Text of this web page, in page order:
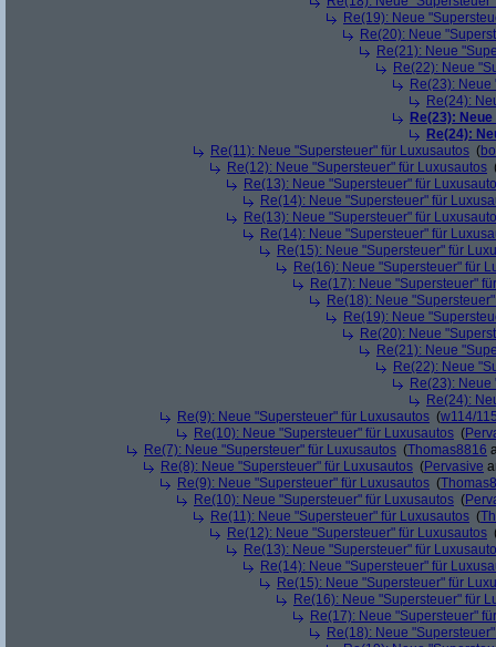
Re(19): Neue
Re(20): Neue
Re(21): Neue
Re(22): Neue
Re(23):
Re(24):
Re(23):
Re(24):
Re(11): Neue "Supersteuer" für Luxusautos (
Re(12): Neue "Supersteuer" für Luxusautos
Re(13): Neue "Supersteuer" für
Re(14): Neue "Supersteuer" für
Re(13): Neue "Supersteuer" für
Re(14): Neue "Supersteuer" für
Re(15): Neue "Supersteuer" für
Re(16): Neue "Supersteuer" für
Re(17): Neue "Supersteuer"
Re(18): Neue
Re(19): Neue
Re(20): Neue
Re(21): Neue
Re(22): Neue
Re(23):
Re(24):
Re(9): Neue "Supersteuer" für Luxusautos (w114/
Re(10): Neue "Supersteuer" für Luxusautos (
Re(7): Neue "Supersteuer" für Luxusautos (Thomas8816
Re(8): Neue "Supersteuer" für Luxusautos (Pervasive
Re(9): Neue "Supersteuer" für Luxusautos (
Re(10): Neue "Supersteuer" für Luxusautos (
Re(11): Neue "Supersteuer" für Luxusautos (
Re(12): Neue "Supersteuer" für Luxusautos
Re(13): Neue "Supersteuer" für
Re(14): Neue "Supersteuer" für
Re(15): Neue "Supersteuer" für
Re(16): Neue "Supersteuer" für
Re(17): Neue "Supersteuer"
Re(18): Neue